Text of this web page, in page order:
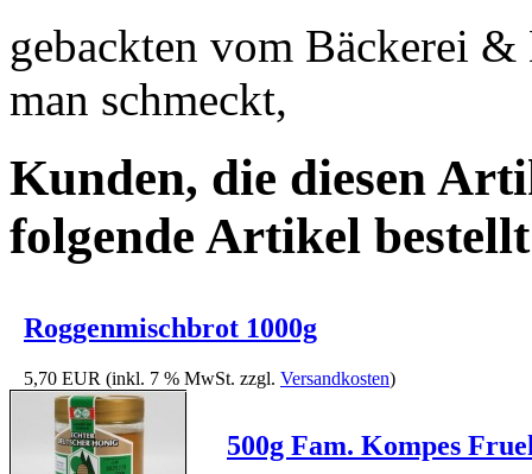
gebackten vom Bäckerei
man schmeckt,
Kunden, die diesen
folgende Artikel
Roggenmischbrot 1000g
5,70 EUR (inkl. 7 % MwSt. zzgl. Versandkosten)
500g Fam. Kompes